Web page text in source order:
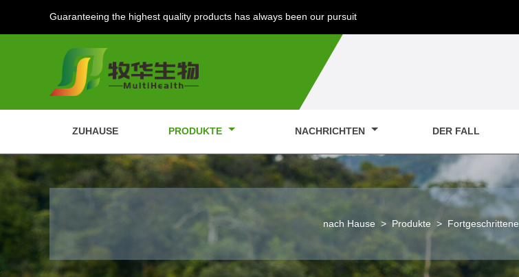
Guaranteeing the highest quality products has always been our pursuit
ZUHAUSE PRODUKTE NACHRICHTEN DER FALL
nach Hause > Produkte > Fortgeschrittene